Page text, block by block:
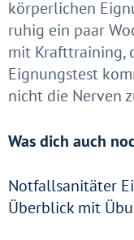
körperlichen
ruhig ein paar
mit Krafttraining,
Eignungstest
nicht die Nerven
Was dich auch
Notfallsanitäter
Überblick mit